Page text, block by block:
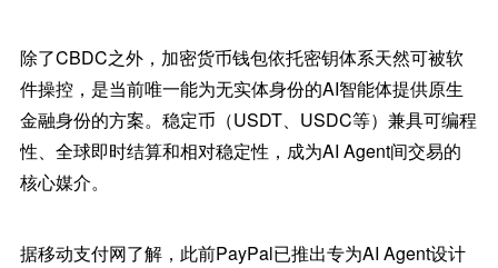
除了CBDC之外，加密货币钱包依托密钥体系天然可被软
件操控，是当前唯一能为无实体身份的AI智能体提供原生
金融身份的方案。稳定币（USDT、USDC等）兼具可编程
性、全球即时结算和相对稳定性，成为AI Agent间交易的
核心媒介。
据移动支付网了解，此前PayPal已推出专为AI Agent设计